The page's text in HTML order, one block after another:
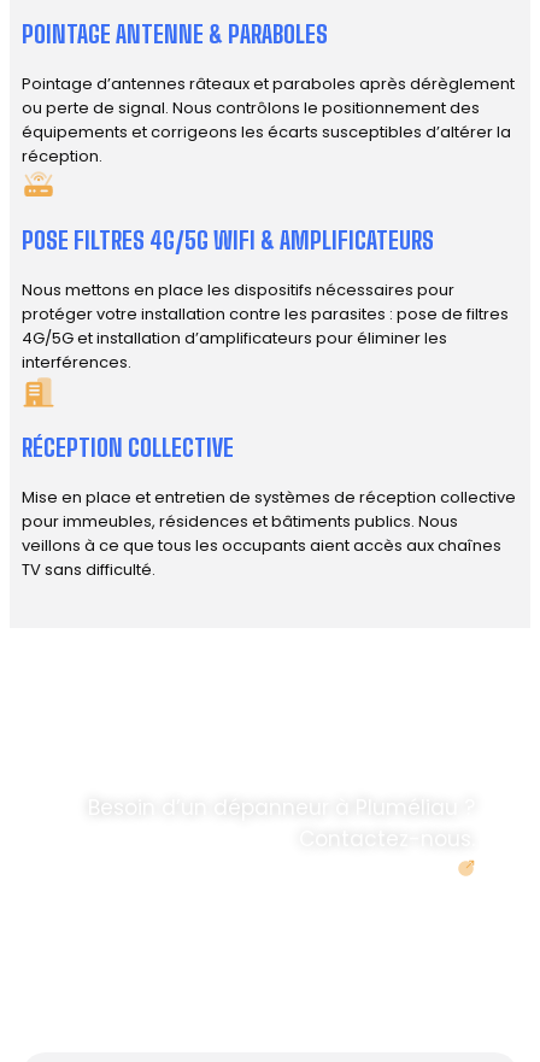
POINTAGE ANTENNE & PARABOLES
Pointage d’antennes râteaux et paraboles après dérèglement
ou perte de signal. Nous contrôlons le positionnement des
équipements et corrigeons les écarts susceptibles d’altérer la
réception.
POSE FILTRES 4G/5G WIFI & AMPLIFICATEURS
Nous mettons en place les dispositifs nécessaires pour
protéger votre installation contre les parasites : pose de filtres
4G/5G et installation d’amplificateurs pour éliminer les
interférences.
RÉCEPTION COLLECTIVE
Mise en place et entretien de systèmes de réception collective
pour immeubles, résidences et bâtiments publics. Nous
veillons à ce que tous les occupants aient accès aux chaînes
TV sans difficulté.
Besoin d’un dépanneur à Pluméliau ?